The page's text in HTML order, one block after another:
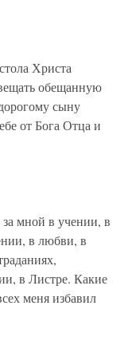
Христа
обещанную
сыну
от Бога Отца и
мной в учении, в
в любви, в
в Листре. Какие
меня избавил